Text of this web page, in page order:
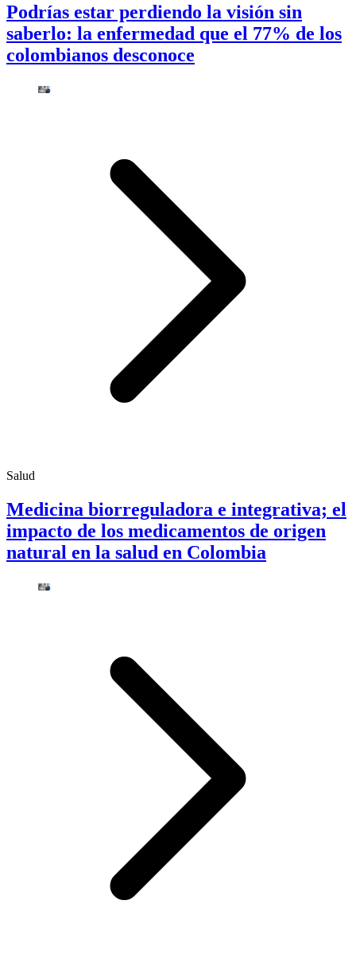
Podrías estar perdiendo la visión sin
saberlo: la enfermedad que el 77% de los
colombianos desconoce
Salud
Medicina biorreguladora e integrativa; el
impacto de los medicamentos de origen
natural en la salud en Colombia